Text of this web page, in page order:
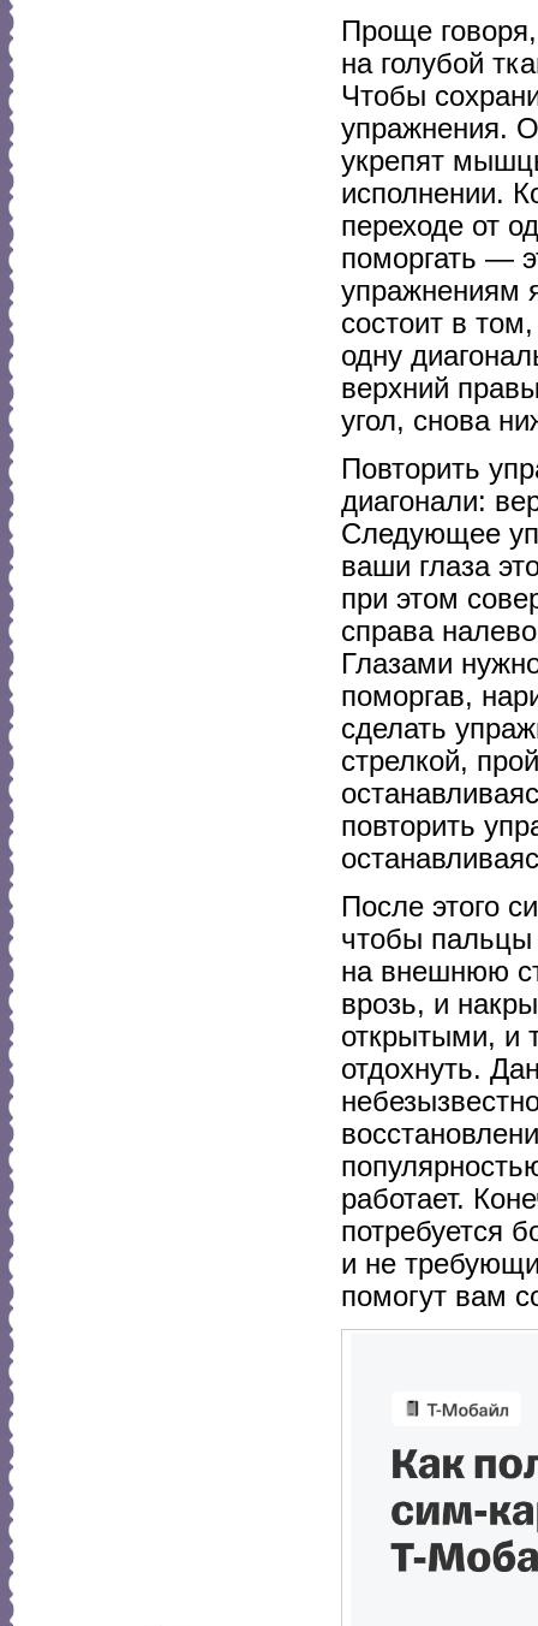
Проще
на голубой
Чтобы
упражнения.
укрепят
исполнении.
переходе от
поморгать —
упражнениям
состоит в
одну
верхний
угол, снова
Повторить
диагонали:
Следующее
ваши глаза
при этом
справа
Глазами
поморгав,
сделать
стрелкой,
повторить
После этого
чтобы пальцы
на внешнюю
врозь, и
открытыми, и
отдохнуть.
работает.
потребуется
и не
помогут вам